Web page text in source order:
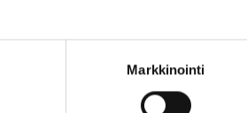
Markkinointi
Näytä kartalla